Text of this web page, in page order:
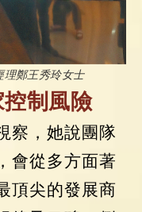
理鄭王秀玲女士
制風險
察，她說團隊
會從多方面著
頂尖的發展商